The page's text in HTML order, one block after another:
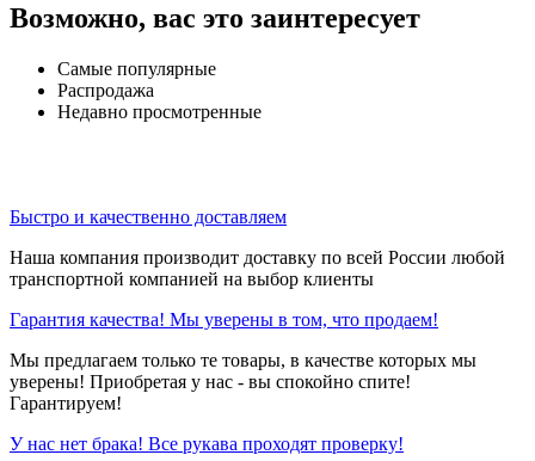
Возможно, вас это заинтересует
Самые популярные
Распродажа
Недавно просмотренные
Быстро и качественно доставляем
Наша компания производит доставку по всей России любой
транспортной компанией на выбор клиенты
Гарантия качества! Мы уверены в том, что продаем!
Мы предлагаем только те товары, в качестве которых мы
уверены! Приобретая у нас - вы спокойно спите!
Гарантируем!
У нас нет брака! Все рукава проходят проверку!